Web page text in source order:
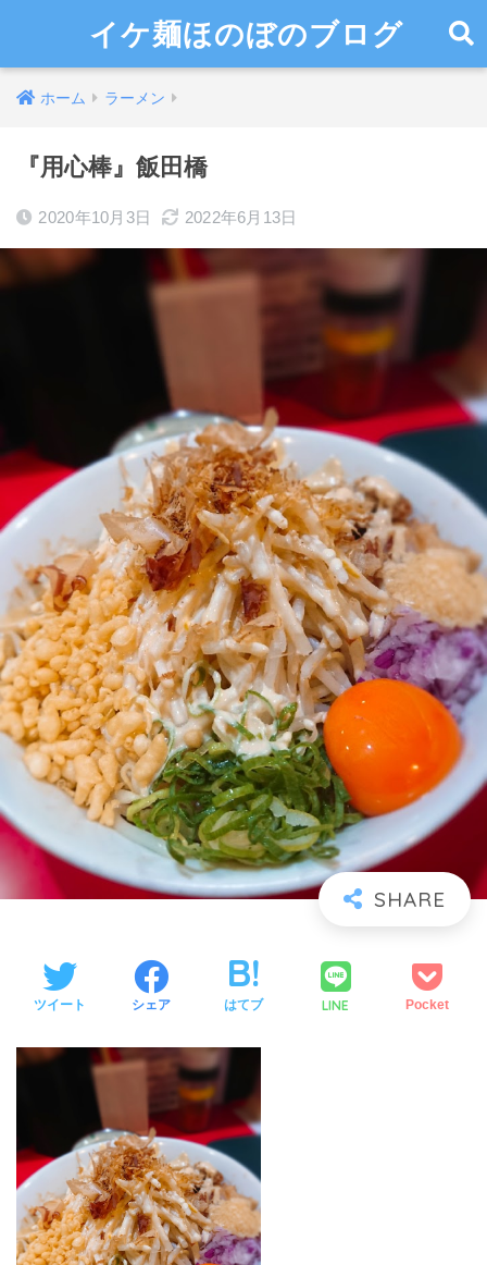
イケ麺ほのぼのブログ
ホーム ラーメン
『用心棒』飯田橋
2020年10月3日 2022年6月13日
ツイート シェア はてブ LINE Pocket